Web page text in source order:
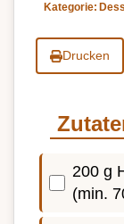
Kategorie:
Drucken
200 g
(min.